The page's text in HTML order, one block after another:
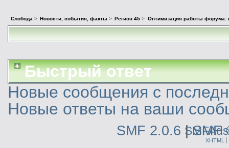
Слобода > Новости, события, факты > Регион 45 > Оптимизация работы форума:
Быстрый ответ
Новые сообщения с
Новые ответы на ваши
SMF 2.0.6 |SMF
SMFAds
XHTML